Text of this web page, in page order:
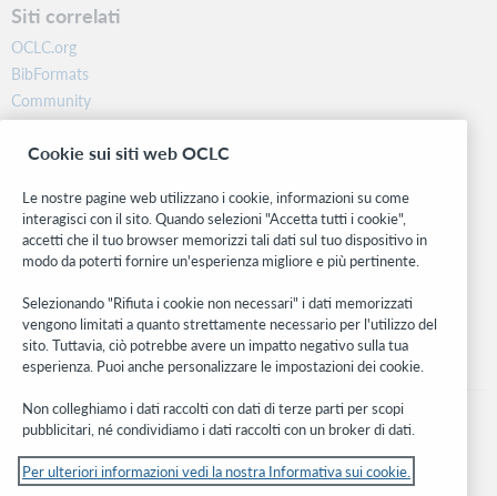
Siti correlati
OCLC.org
BibFormats
Community
Ricerca
WebJunction
Stay in the know.
Ricevi gli ultimi aggiornamenti di prodotti, ricerche, eventi e molto
altro direttamente nella tua casella di posta.
Subscribe now
© 2026 OCLC
Cookie sui siti web OCLC
Le nostre pagine web utilizzano i cookie, informazioni su come
interagisci con il sito. Quando selezioni "Accetta tutti i cookie",
accetti che il tuo browser memorizzi tali dati sul tuo dispositivo in
modo da poterti fornire un'esperienza migliore e più pertinente.
Selezionando "Rifiuta i cookie non necessari" i dati memorizzati
vengono limitati a quanto strettamente necessario per l'utilizzo del
sito. Tuttavia, ciò potrebbe avere un impatto negativo sulla tua
esperienza. Puoi anche personalizzare le impostazioni dei cookie.
Non colleghiamo i dati raccolti con dati di terze parti per scopi
pubblicitari, né condividiamo i dati raccolti con un broker di dati.
Per ulteriori informazioni vedi la nostra Informativa sui cookie.